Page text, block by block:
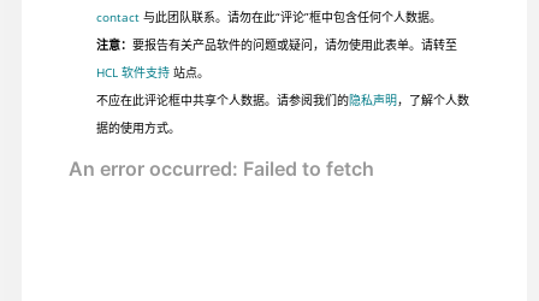
contact与此团队联系。请勿在此“评论”框中包含任何个人数据。
注意： 要报告有关产品软件的问题或疑问，请勿使用此表单。请转至
HCL 软件支持站点。
不应在此评论框中共享个人数据。请参阅我们的隐私声明，了解个人数
据的使用方式。